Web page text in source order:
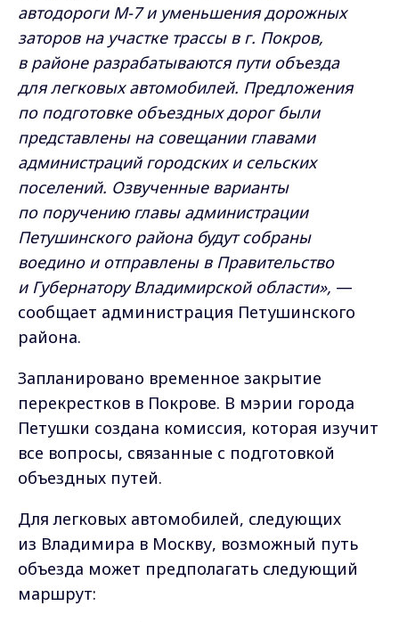
автодороги М-7 и уменьшения дорожных
заторов на участке трассы в г. Покров,
в районе разрабатываются пути объезда
для легковых автомобилей. Предложения
по подготовке объездных дорог были
представлены на совещании главами
администраций городских и сельских
поселений. Озвученные варианты
по поручению главы администрации
Петушинского района будут собраны
воедино и отправлены в Правительство
и Губернатору Владимирской области», —
сообщает администрация Петушинского
района.
Запланировано временное закрытие
перекрестков в Покрове. В мэрии города
Петушки создана комиссия, которая изучит
все вопросы, связанные с подготовкой
объездных путей.
Для легковых автомобилей, следующих
из Владимира в Москву, возможный путь
объезда может предполагать следующий
маршрут: